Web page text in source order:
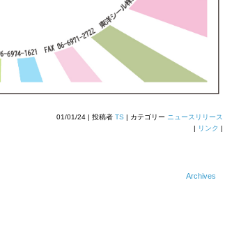
01/01/24 | 投稿者 TS | カテゴリー ニュースリリース
| リンク |
Archives